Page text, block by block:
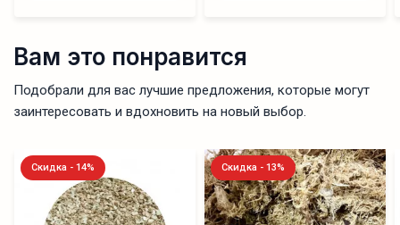
Вам это понравится
Подобрали для вас лучшие предложения, которые могут
заинтересовать и вдохновить на новый выбор.
Скидка - 14% Скидка - 13%